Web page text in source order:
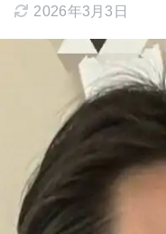
2026年3月3日